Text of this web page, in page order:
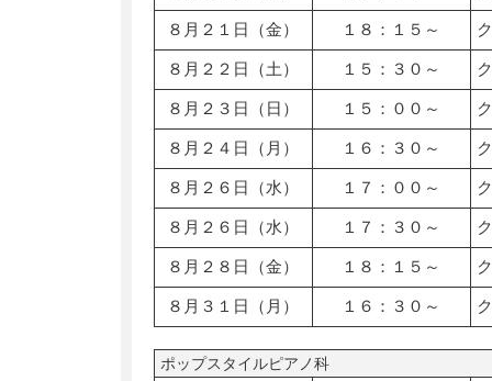
８月２１日（金） １８：１５～
８月２２日（土） １５：３０～
８月２３日（日） １５：００～
８月２４日（月） １６：３０～
８月２６日（水） １７：００～
８月２６日（水） １７：３０～
８月２８日（金） １８：１５～
８月３１日（月） １６：３０～
ポップスタイルピアノ科